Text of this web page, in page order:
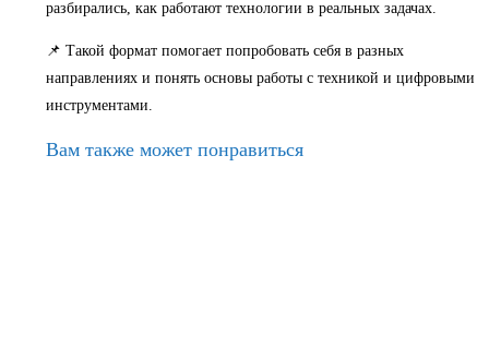
разбирались, как работают технологии в реальных задачах.
📌 Такой формат помогает попробовать себя в разных
направлениях и понять основы работы с техникой и цифровыми
инструментами.
Вам также может понравиться